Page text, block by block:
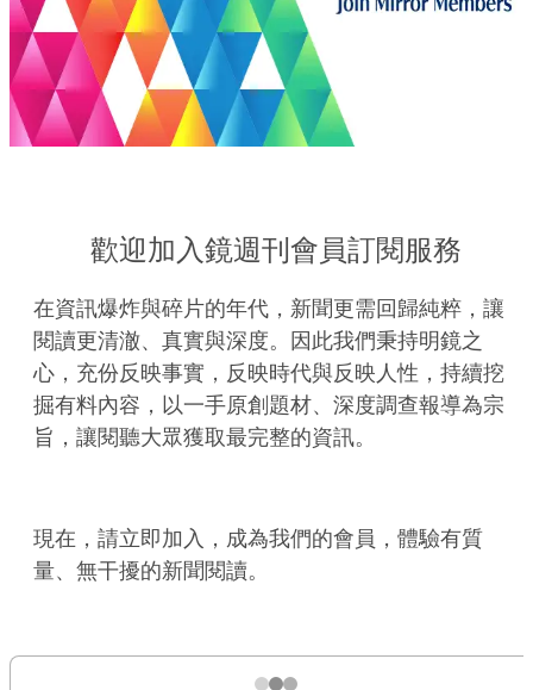
歡迎加入鏡週刊會員訂閱服務
在資訊爆炸與碎片的年代，新聞更需回歸純粹，讓
閱讀更清澈、真實與深度。因此我們秉持明鏡之
心，充份反映事實，反映時代與反映人性，持續挖
掘有料內容，以一手原創題材、深度調查報導為宗
旨，讓閱聽大眾獲取最完整的資訊。
現在，請立即加入，成為我們的會員，體驗有質
量、無干擾的新聞閱讀。